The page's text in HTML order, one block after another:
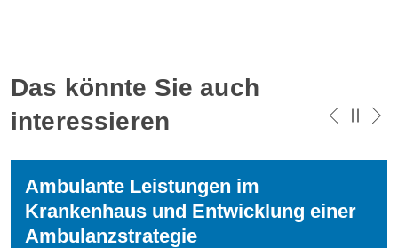
Das könnte Sie auch
interessieren
Ambulante Leistungen im
Krankenhaus und Entwicklung einer
Ambulanzstrategie